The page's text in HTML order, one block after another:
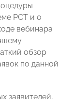
РСТ и о
вебинара
обзор
по данной
заявителей,